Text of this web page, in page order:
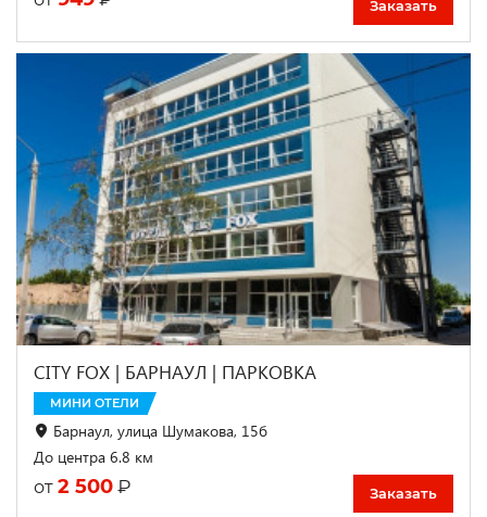
Заказать
CITY FOX | БАРНАУЛ | ПАРКОВКА
МИНИ ОТЕЛИ
Барнаул, улица Шумакова, 15б
До центра 6.8 км
от 2 500 ₽ Заказать